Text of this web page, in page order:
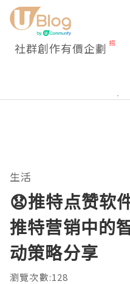
社群創作有價企劃
生活
😧推特点赞软
推特营销中的
动策略分享
瀏覽次數:128